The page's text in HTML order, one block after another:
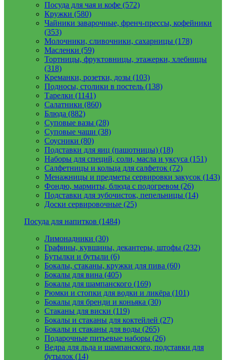
Посуда для чая и кофе (572)
Кружки (580)
Чайники заварочные, френч-прессы, кофейники
(353)
Молочники, сливочники, сахарницы (178)
Масленки (59)
Тортницы, фруктовницы, этажерки, хлебницы
(318)
Креманки, розетки, дозы (103)
Подносы, столики в постель (138)
Тарелки (1141)
Салатники (860)
Блюда (882)
Суповые вазы (28)
Суповые чаши (38)
Соусники (80)
Подставки для яиц (пашотницы) (18)
Наборы для специй, соли, масла и уксуса (151)
Салфетницы и кольца для салфеток (72)
Менажницы и предметы сервировки закусок (143)
Фондю, мармиты, блюда с подогревом (26)
Подставки для зубочисток, пепельницы (14)
Доски сервировочные (25)
Посуда для напитков (1484)
Лимонадники (30)
Графины, кувшины, декантеры, штофы (232)
Бутылки и бутыли (6)
Бокалы, стаканы, кружки для пива (60)
Бокалы для вина (405)
Бокалы для шампанского (169)
Рюмки и стопки для водки и ликёра (101)
Бокалы для бренди и коньяка (30)
Стаканы для виски (119)
Бокалы и стаканы для коктейлей (27)
Бокалы и стаканы для воды (265)
Подарочные питьевые наборы (26)
Ведра для льда и шампанского, подставки для
бутылок (14)